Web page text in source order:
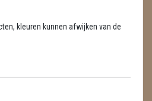
kleuren kunnen afwijken van de